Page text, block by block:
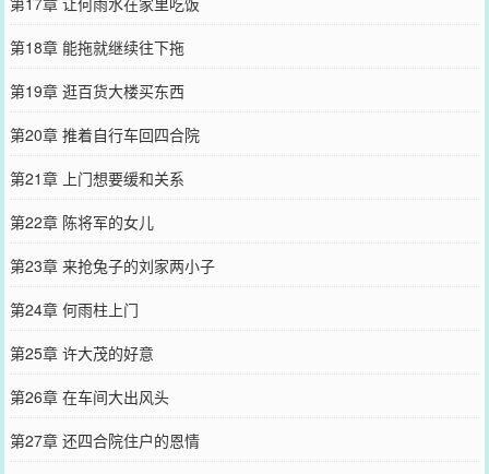
第18章 能拖就继续往下拖
第19章 逛百货大楼买东西
第20章 推着自行车回四合院
第21章 上门想要缓和关系
第22章 陈将军的女儿
第23章 来抢兔子的刘家两小子
第24章 何雨柱上门
第25章 许大茂的好意
第26章 在车间大出风头
第27章 还四合院住户的恩情